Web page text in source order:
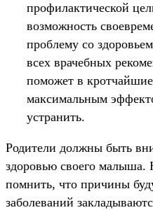
профилактической
возможность
проблему со
всех врачебных
поможет в
максимальным
устранить.
Родители должны быть
здоровью своего малыша.
помнить, что причины
заболеваний